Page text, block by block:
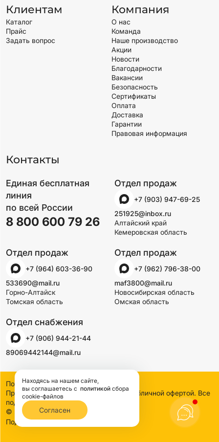
Клиентам
Каталог
Прайс
Задать вопрос
Компания
О нас
Команда
Наше производство
Акции
Новости
Благодарности
Вакансии
Безопасность
Сертификаты
Оплата
Доставка
Гарантии
Правовая информация
Контакты
Единая бесплатная
линия
по всей России
8 800 600 79 26
Отдел продаж
+7 (903) 947-69-25
251925@inbox.ru
Алтайский край
Кемеровская область
Отдел продаж
+7 (964) 603-36-90
533690@mail.ru
Горно-Алтайск
Томская область
Отдел продаж
+7 (962) 796-38-00
maf3800@mail.ru
Новосибирская область
Омская область
Отдел снабжения
+7 (906) 944-21-44
89069442144@mail.ru
Политика конфиденциальности
Предложения на сайте не являются публичной офертой. Все
подробности узнавайте по телефону
© 2000-2026 SSDCO. Сибстройдвор.
Поддержка сайтаBTB Digital
Находясь на нашем сайте,
вы соглашаетесь с политикой сбора
cookie-файлов
Согласен